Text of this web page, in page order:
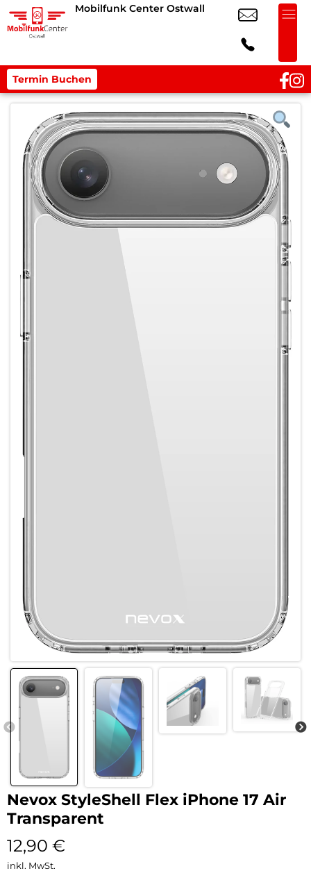
Mobilfunk Center Ostwall
Termin Buchen
Nevox StyleShell Flex iPhone 17 Air
Transparent
12,90 €
inkl. MwSt.